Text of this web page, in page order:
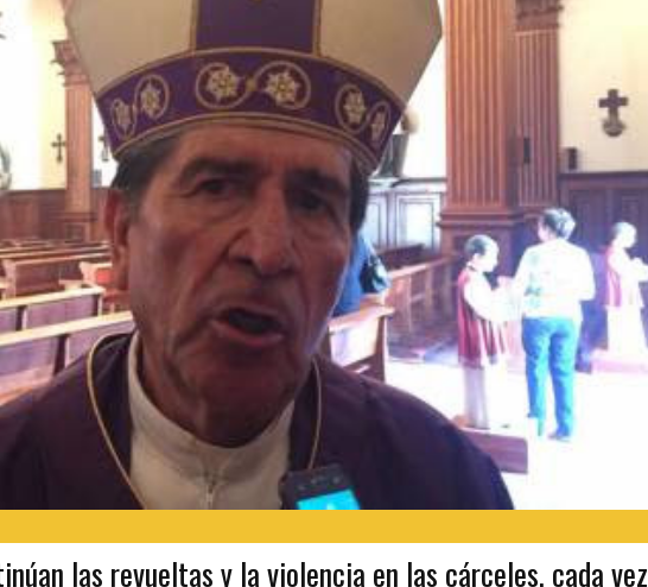
las revueltas y la violencia en las cárceles, cada vez